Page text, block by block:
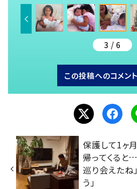
3 / 6
この投稿へのコメン
保護して1ヶ
帰ってくると
巡り会えたね
う」